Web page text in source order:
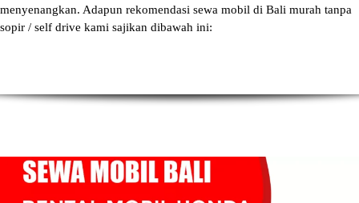
menyenangkan. Adapun rekomendasi sewa mobil di Bali murah tanpa
sopir / self drive kami sajikan dibawah ini: